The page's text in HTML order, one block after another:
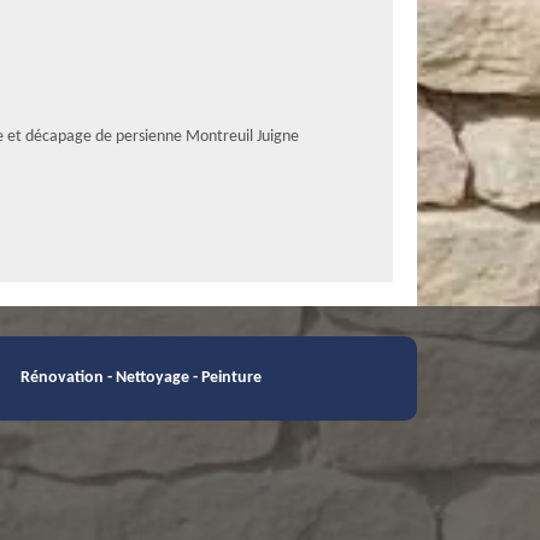
et décapage de persienne Montreuil Juigne
Rénovation - Nettoyage - Peinture